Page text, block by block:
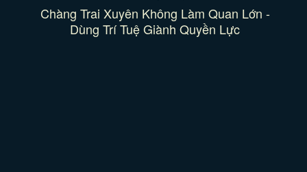
Chàng Trai Xuyên Không Làm Quan Lớn -
Dùng Trí Tuệ Giành Quyền Lực